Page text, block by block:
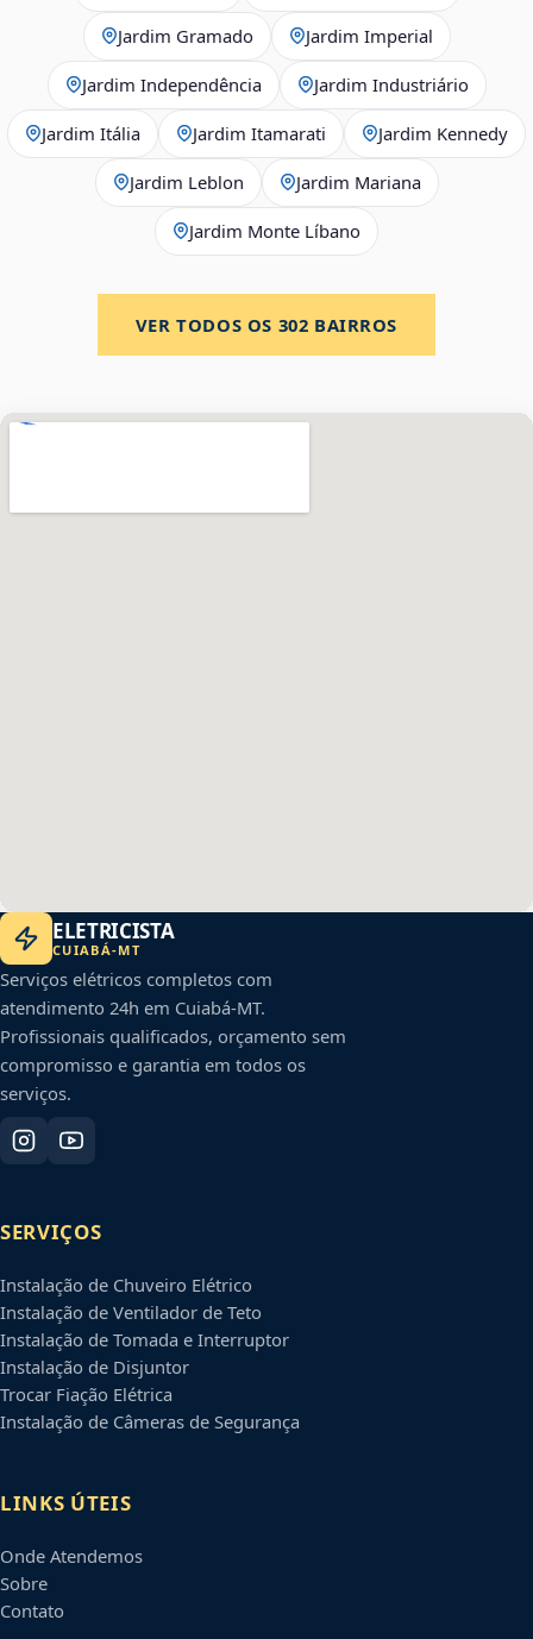
Jardim Gramado Jardim Imperial
Jardim Independência Jardim Industriário
Jardim Itália Jardim Itamarati Jardim Kennedy
Jardim Leblon Jardim Mariana
Jardim Monte Líbano
VER TODOS OS 302 BAIRROS
ELETRICISTA
CUIABÁ-MT
Serviços elétricos completos com
atendimento 24h em Cuiabá-MT.
Profissionais qualificados, orçamento sem
compromisso e garantia em todos os
serviços.
SERVIÇOS
Instalação de Chuveiro Elétrico
Instalação de Ventilador de Teto
Instalação de Tomada e Interruptor
Instalação de Disjuntor
Trocar Fiação Elétrica
Instalação de Câmeras de Segurança
LINKS ÚTEIS
Onde Atendemos
Sobre
Contato